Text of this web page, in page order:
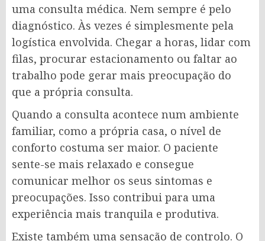
uma consulta médica. Nem sempre é pelo
diagnóstico. Às vezes é simplesmente pela
logística envolvida. Chegar a horas, lidar com
filas, procurar estacionamento ou faltar ao
trabalho pode gerar mais preocupação do
que a própria consulta.
Quando a consulta acontece num ambiente
familiar, como a própria casa, o nível de
conforto costuma ser maior. O paciente
sente-se mais relaxado e consegue
comunicar melhor os seus sintomas e
preocupações. Isso contribui para uma
experiência mais tranquila e produtiva.
Existe também uma sensação de controlo. O